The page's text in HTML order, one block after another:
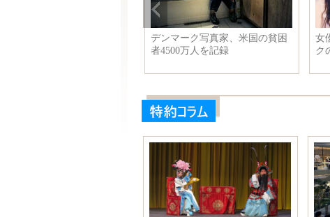
デンマーク写真家、米国の貧困
者4500万人を記録
女
ク